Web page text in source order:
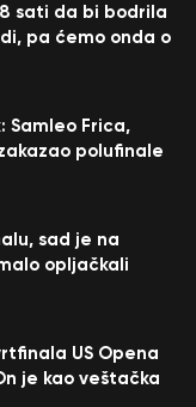
sati da bi bodrila
pa ćemo onda o
Samleo Frica,
polufinale
sad je na
opljačkali
US Opena
je kao veštačka